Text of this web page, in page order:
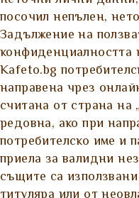
посочил непълен,
Задължение на
конфиденциалността
Kafeto.bg
направена чрез
считана от страна
редовна, ако при
потребителско име и
приела за валидни
същите са